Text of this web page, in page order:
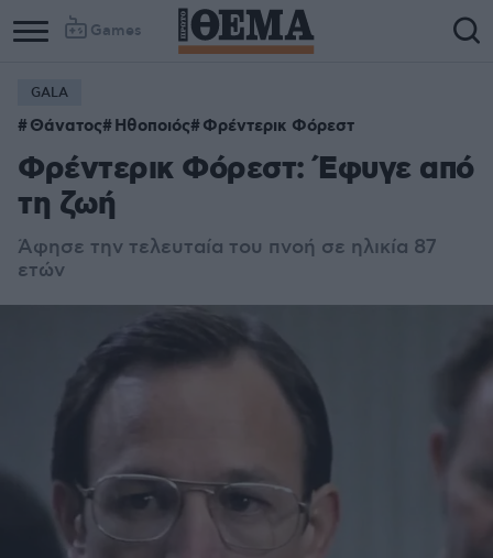
Games
GALA
Θάνατος Ηθοποιός Φρέντερικ Φόρεστ
Φρέντερικ Φόρεστ: Έφυγε από
τη ζωή
Άφησε την τελευταία του πνοή σε ηλικία 87
ετών